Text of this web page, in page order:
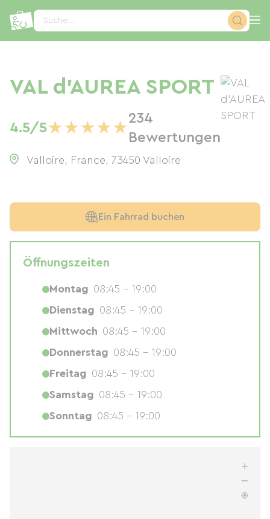
Suche...
VAL d'AUREA SPORT
4.5/5★★★★★
234
Bewertungen
Valloire, France, 73450 Valloire
Ein Fahrrad buchen
Öffnungszeiten
Montag 08:45 - 19:00
Dienstag 08:45 - 19:00
Mittwoch 08:45 - 19:00
Donnerstag 08:45 - 19:00
Freitag 08:45 - 19:00
Samstag 08:45 - 19:00
Sonntag 08:45 - 19:00
Cookie-Einstellungen